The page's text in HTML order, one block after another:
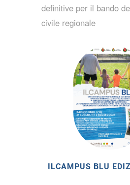
definitive per il bando
civile regionale
ILCAMPUS BLU